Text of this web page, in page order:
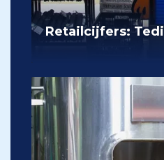
Retailcijfers: Tedi